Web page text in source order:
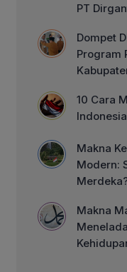
PT
Dompet
Program
10 Cara
Makna
Modern:
Makna